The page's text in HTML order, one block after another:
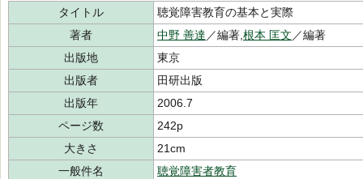
タイトル
聴覚障害教育の基本と実際
著者
中野 善達 ／編著, 根本 匡文 ／編著
出版地
東京
出版者
田研出版
出版年
2006.7
ページ数
242p
大きさ
21cm
一般件名
聴覚障害者教育